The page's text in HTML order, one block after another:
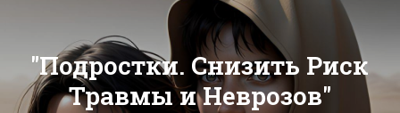
"Подростки. Снизить Риск
Травмы и Неврозов"